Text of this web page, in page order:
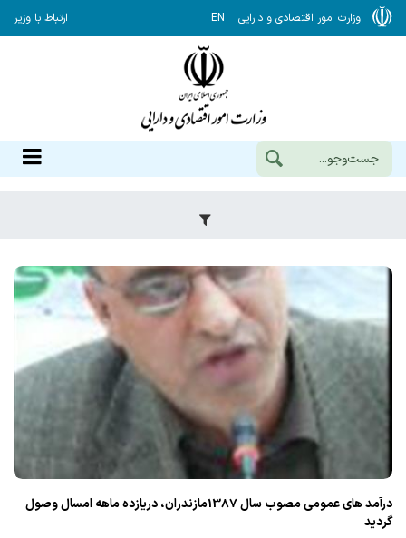
وزارت امور اقتصادی و دارایی EN ارتباط با وزیر
درآمد های عمومی مصوب سال 1387مازندران، دریازده ماهه امسال وصول
گردید